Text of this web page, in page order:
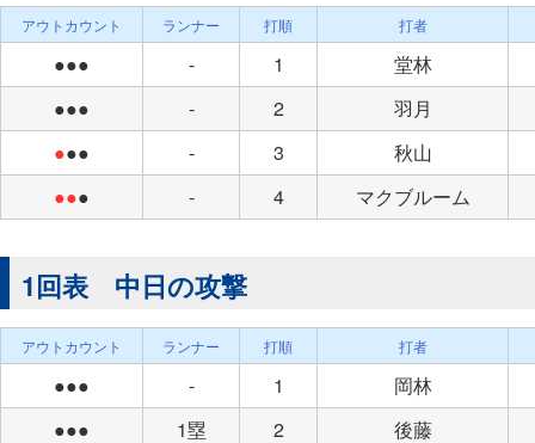
アウトカウント ランナー 打順 打者
●●● - 1
堂林
●●●
- 2
羽月
●●● - 3
秋山
●●● - 4 マクブルーム
1回表 中日の攻撃
アウトカウント ランナー 打順 打者
●●● - 1
岡林
●●●
1塁 2
後藤